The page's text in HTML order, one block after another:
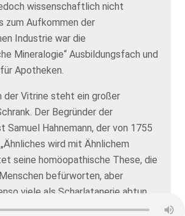
wissenschaftlich nicht
zum Aufkommen der
Industrie war die
Mineralogie“ Ausbildungsfach und
Apotheken.
der Vitrine steht ein großer
Der Begründer der
Samuel Hahnemann, der von 1755
wird mit Ähnlichem
seine homöopathische These, die
befürworten, aber
viele als Scharlatanerie abtun.
geht davon aus, dass Substanzen,